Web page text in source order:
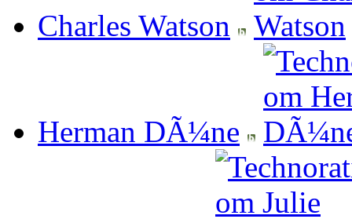
Charles Watson
Herman DÃ¼ne